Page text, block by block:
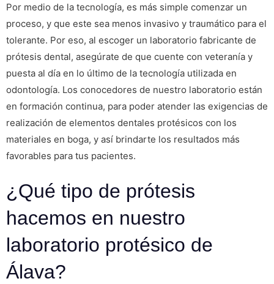
Por medio de la tecnología, es más simple comenzar un
proceso, y que este sea menos invasivo y traumático para el
tolerante. Por eso, al escoger un laboratorio fabricante de
prótesis dental, asegúrate de que cuente con veteranía y
puesta al día en lo último de la tecnología utilizada en
odontología. Los conocedores de nuestro laboratorio están
en formación continua, para poder atender las exigencias de
realización de elementos dentales protésicos con los
materiales en boga, y así brindarte los resultados más
favorables para tus pacientes.
¿Qué tipo de prótesis
hacemos en nuestro
laboratorio protésico de
Álava?